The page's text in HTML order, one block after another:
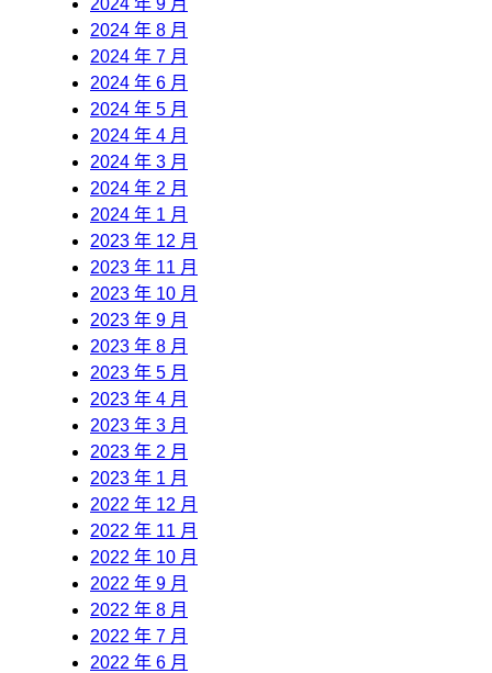
2024 年 8 月
2024 年 7 月
2024 年 6 月
2024 年 5 月
2024 年 4 月
2024 年 3 月
2024 年 2 月
2024 年 1 月
2023 年 12 月
2023 年 11 月
2023 年 10 月
2023 年 9 月
2023 年 8 月
2023 年 5 月
2023 年 4 月
2023 年 3 月
2023 年 2 月
2023 年 1 月
2022 年 12 月
2022 年 11 月
2022 年 10 月
2022 年 9 月
2022 年 8 月
2022 年 7 月
2022 年 6 月